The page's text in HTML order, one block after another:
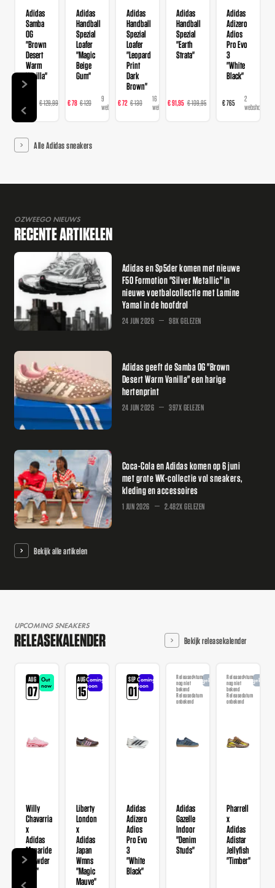
Adidas
Samba
OG
"Brown
Desert
Warm
Vanilla"
€ 129,99
14
webshops
Adidas
Handball
Spezial
Loafer
"Magic
Beige
Gum"
€ 78 € 120
9
webshops
Adidas
Handball
Spezial
Loafer
"Leopard
Print
Dark
Brown"
€ 72 € 130
16
webshops
Adidas
Handball
Spezial
"Earth
Strata"
€ 91,95 € 109,95
webshops
Adidas
Adizero
Adios
Pro Evo
3
"White
Black"
€ 765
2
webshops
Alle Adidas sneakers
OZWEEGO NIEUWS
RECENTE ARTIKELEN
Adidas en Sp5der komen met nieuwe
F50 Formotion "Silver Metallic" in
nieuwe voetbalcollectie met Lamine
Yamal in de hoofdrol
24 JUN 2026 98X GELEZEN
Adidas geeft de Samba OG "Brown
Desert Warm Vanilla" een harige
hertenprint
24 JUN 2026 397X GELEZEN
Coca-Cola en Adidas komen op 6 juni
met grote WK-collectie vol sneakers,
kleding en accessoires
1 JUN 2026 2.482X GELEZEN
Bekijk alle artikelen
UPCOMING SNEAKERS
RELEASEKALENDER Bekijk releasekalender
AUG
07
Out
now
Willy
Chavarria
x
Adidas
Megaride
"Powder
Red"
AUG
15
Coming
soon
Liberty
London
x
Adidas
Japan
Wmns
"Magic
Mauve"
SEP
01
Coming
soon
Adidas
Adizero
Adios
Pro Evo
3
"White
Black"
Releasedatum
nog niet
bekend
Releasedatum
onbekend
Aangekondigd
Adidas
Gazelle
Indoor
"Denim
Studs"
Releasedatum
nog niet
bekend
Releasedatum
onbekend
Pharrell
x
Adidas
Adistar
Jellyfish
"Timber"